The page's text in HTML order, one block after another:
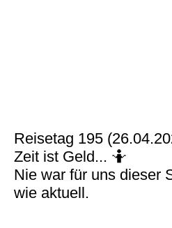
Reisetag 195
Zeit ist Geld... 🤷
Nie war für uns dieser
wie aktuell.